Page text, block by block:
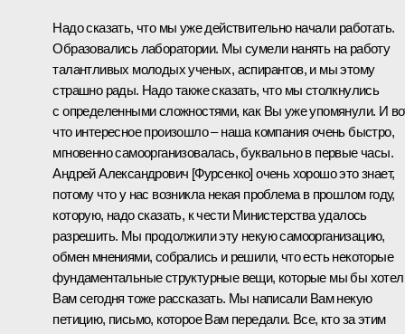
Надо сказать, что мы уже действительно начали работать.
Образовались лаборатории. Мы сумели нанять на работу
талантливых молодых ученых, аспирантов, и мы этому
страшно рады. Надо также сказать, что мы столкнулись
с определенными сложностями, как Вы уже упомянули. И
что интересное произошло – наша компания очень быстро,
мгновенно самоорганизовалась, буквально в первые часы.
Андрей Александрович [Фурсенко] очень хорошо это знает,
потому что у нас возникла некая проблема в прошлом году,
которую, надо сказать, к чести Министерства удалось
разрешить. Мы продолжили эту некую самоорганизацию,
обмен мнениями, собрались и решили, что есть некоторые
фундаментальные структурные вещи, которые мы бы
Вам сегодня тоже рассказать. Мы написали Вам некую
петицию, письмо, которое Вам передали. Все, кто за этим